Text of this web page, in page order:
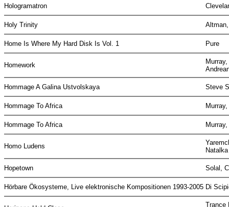
Hologramatron
Holy Trinity
Home Is Where My Hard Disk Is Vol. 1 Pure
Homework
Hommage A Galina Ustvolskaya Steve
Hommage To Africa
Hommage To Africa
Homo Ludens
Hopetown Solal,
Hörbare Ökosysteme, Live elektronische Kompositionen 1993-2005 Di
Trance